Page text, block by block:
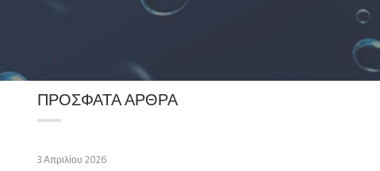
ΠΡΌΣΦΑΤΑ ΆΡΘΡΑ
3 Απριλίου 2026